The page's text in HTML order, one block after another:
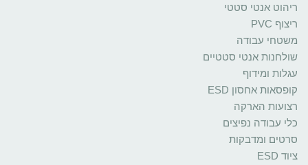
ריהוט אנטי סטטי
ריצוף PVC
משטחי עבודה
שולחנות אנטי סטטיים
עגלות ומידוף
קופסאות אחסון ESD
רצועות הארקה
כלי עבודה נפיצים
סרטים ומדבקות
ציוד ESD